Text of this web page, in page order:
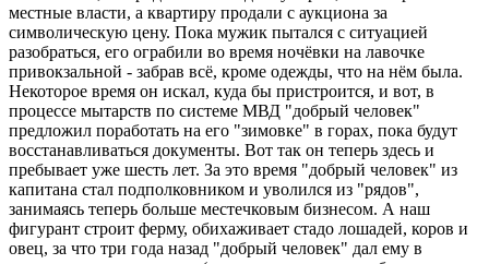
местные власти, а квартиру продали с аукциона за
символическую цену. Пока мужик пытался с ситуацией
разобраться, его ограбили во время ночёвки на лавочке
привокзальной - забрав всё, кроме одежды, что на нём была.
Некоторое время он искал, куда бы пристроится, и вот, в
процессе мытарств по системе МВД "добрый человек"
предложил поработать на его "зимовке" в горах, пока будут
восстанавливаться документы. Вот так он теперь здесь и
пребывает уже шесть лет. За это время "добрый человек" из
капитана стал подполковником и уволился из "рядов",
занимаясь теперь больше местечковым бизнесом. А наш
фигурант строит ферму, обихаживает стадо лошадей, коров и
овец, за что три года назад "добрый человек" дал ему в